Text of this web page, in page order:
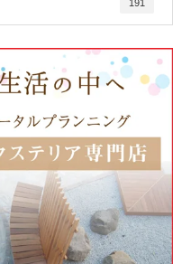
191